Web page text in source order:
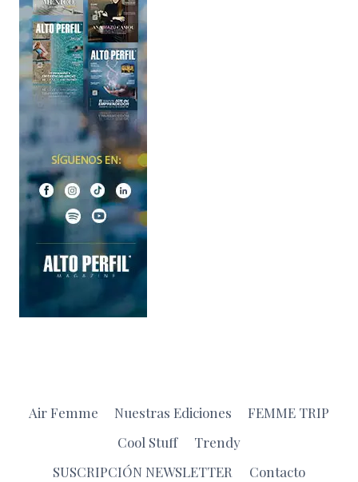
Air Femme Nuestras Ediciones
FEMME TRIP
Cool Stuff
Trendy
SUSCRIPCIÓN NEWSLETTER
Contacto